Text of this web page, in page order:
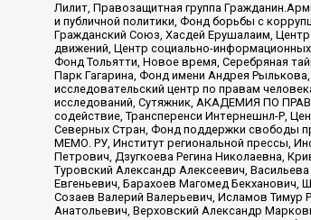
Лилит, Правозащитная группа
и публичной политики, Фонд борьбы с
Гражданский Союз, Хасдей Ерушалаим,
движений, Центр социально-
Фонд Тольятти, Новое время, Серебряная
Парк Гагарина, Фонд имени Андрея
исследовательский центр по правам
исследований, Сутяжник, АКАДЕМИЯ ПО
содействие, Трансперенси Интернешнл-Р,
Северных Стран, Фонд поддержки свободы
МЕМО. РУ, Институт региональной прессы,
Петрович, Дзугкоева Регина Николаевна,
Туровский Александр Алексеевич,
Евгеньевич, Барахоев Магомед
Созаев Валерий Валерьевич, Исламов Тимур
Анатольевич, Верховский Александр